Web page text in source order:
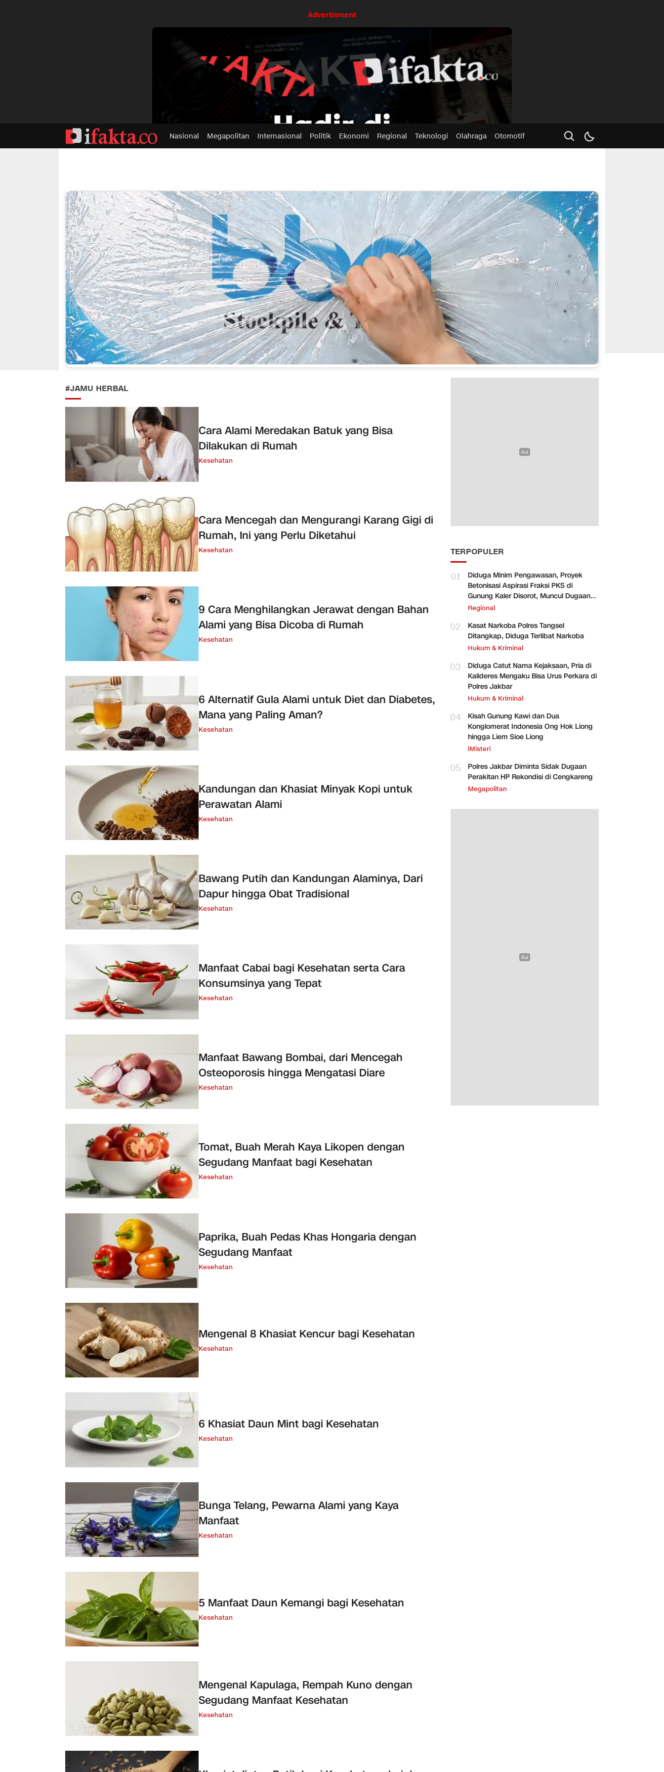
Advertisment
Nasional Megapolitan Internasional Politik Ekonomi Regional Teknologi Olahraga Otomotif
#JAMU HERBAL
Cara Alami Meredakan Batuk yang Bisa
Dilakukan di Rumah
Kesehatan
Cara Mencegah dan Mengurangi Karang Gigi di
Rumah, Ini yang Perlu Diketahui
Kesehatan
9 Cara Menghilangkan Jerawat dengan Bahan
Alami yang Bisa Dicoba di Rumah
Kesehatan
6 Alternatif Gula Alami untuk Diet dan Diabetes,
Mana yang Paling Aman?
Kesehatan
Kandungan dan Khasiat Minyak Kopi untuk
Perawatan Alami
Kesehatan
Bawang Putih dan Kandungan Alaminya, Dari
Dapur hingga Obat Tradisional
Kesehatan
Manfaat Cabai bagi Kesehatan serta Cara
Konsumsinya yang Tepat
Kesehatan
Manfaat Bawang Bombai, dari Mencegah
Osteoporosis hingga Mengatasi Diare
Kesehatan
Tomat, Buah Merah Kaya Likopen dengan
Segudang Manfaat bagi Kesehatan
Kesehatan
Paprika, Buah Pedas Khas Hongaria dengan
Segudang Manfaat
Kesehatan
Mengenal 8 Khasiat Kencur bagi Kesehatan
Kesehatan
6 Khasiat Daun Mint bagi Kesehatan
Kesehatan
Bunga Telang, Pewarna Alami yang Kaya
Manfaat
Kesehatan
5 Manfaat Daun Kemangi bagi Kesehatan
Kesehatan
Mengenal Kapulaga, Rempah Kuno dengan
Segudang Manfaat Kesehatan
Kesehatan
TERPOPULER
01
Diduga Minim Pengawasan, Proyek
Betonisasi Aspirasi Fraksi PKS di
Gunung Kaler Disorot, Muncul Dugaan
Pengurangan Volume
Regional
02
Kasat Narkoba Polres Tangsel
Ditangkap, Diduga Terlibat Narkoba
Hukum & Kriminal
03
Diduga Catut Nama Kejaksaan, Pria di
Kalideres Mengaku Bisa Urus Perkara di
Polres Jakbar
Hukum & Kriminal
04
Kisah Gunung Kawi dan Dua
Konglomerat Indonesia Ong Hok Liong
hingga Liem Sioe Liong
iMisteri
05
Polres Jakbar Diminta Sidak Dugaan
Perakitan HP Rekondisi di Cengkareng
Megapolitan